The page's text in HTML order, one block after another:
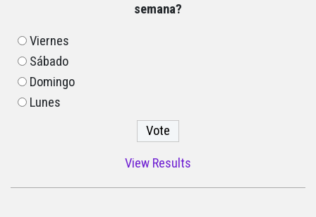
semana?
Viernes
Sábado
Domingo
Lunes
View Results